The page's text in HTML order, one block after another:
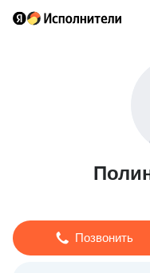
Позвонить